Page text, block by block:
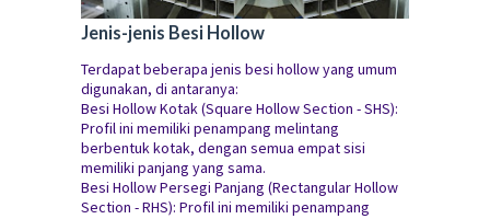
Jenis-jenis Besi Hollow
Terdapat beberapa jenis besi hollow yang umum
digunakan, di antaranya:
Besi Hollow Kotak (Square Hollow Section - SHS):
Profil ini memiliki penampang melintang
berbentuk kotak, dengan semua empat sisi
memiliki panjang yang sama.
Besi Hollow Persegi Panjang (Rectangular Hollow
Section - RHS): Profil ini memiliki penampang